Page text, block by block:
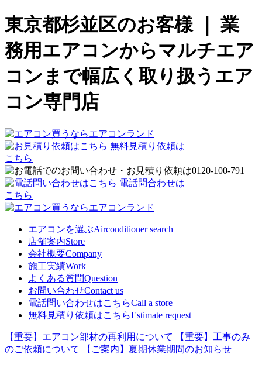
東京都杉並区のお客様 ｜ 業
務用エアコンからマルチエア
コンまで幅広く取り扱うエア
コン専門店
無料見積り依頼は
こちら
電話問合わせは
こちら
エアコンを選ぶAirconditioner search
店舗案内Store
会社概要Company
施工実績Work
よくある質問Question
お問い合わせContact us
電話問い合わせはこちらCall a store
無料見積り依頼はこちらEstimate request
【重要】エアコン部材の再利用について
【重要】工事のみ
のご依頼について
【ご案内】夏期休業期間のお知らせ